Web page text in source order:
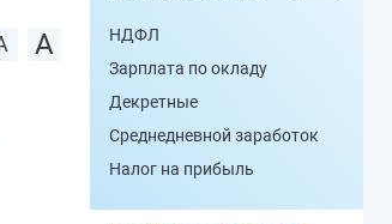
НДФЛ
Зарплата по окладу
Декретные
Среднедневной заработок
Налог на прибыль